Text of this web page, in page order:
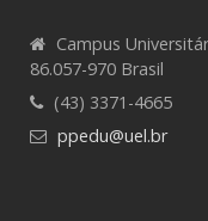
Campus
86.057-970 Brasil
(43) 3371-4665
ppedu@uel.br